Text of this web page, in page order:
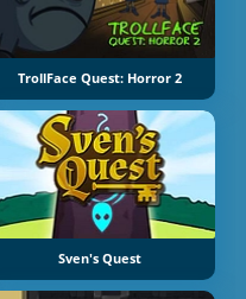
TrollFace Quest: Horror 2
Sven's Quest